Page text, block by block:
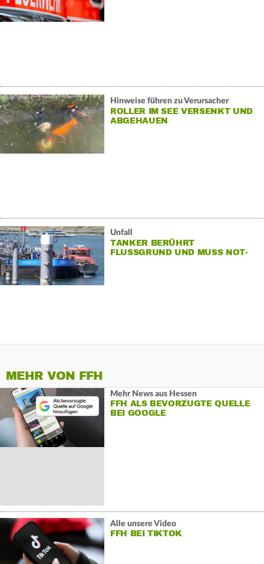
Hinweise führen zu Verursacher
ROLLER IM SEE VERSENKT UND
ABGEHAUEN
Unfall
TANKER BERÜHRT
FLUSSGRUND UND MUSS NOT-
MEHR VON FFH
Mehr News aus Hessen
FFH ALS BEVORZUGTE QUELLE
BEI GOOGLE
Alle unsere Video
FFH BEI TIKTOK